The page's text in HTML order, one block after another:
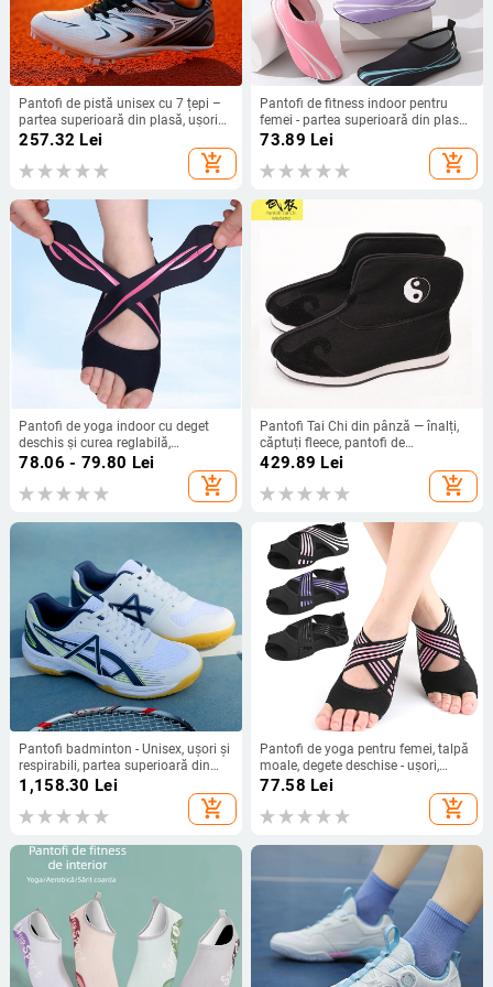
Pantofi de pistă unisex cu 7 țepi –
partea superioară din plasă, ușori
pentru sprint și antrenament, talpă
257.32 Lei
add_shopping_cart
Pantofi de fitness indoor pentru
femei - partea superioară din plasă,
talpă EVA, toc plat, respirabili,
73.89 Lei
add_shopping_cart
Pantofi de yoga indoor cu deget
deschis și curea reglabilă,
respirabili, ușori, talpă
antiderapantă pentru dans modern
78.06 - 79.80 Lei
add_shopping_cart
Pantofi Tai Chi din pânză — înalți,
căptuți fleece, pantofi de
antrenament indoor, pentru adulți
429.89 Lei
add_shopping_cart
Pantofi badminton - Unisex, ușori și
respirabili, partea superioară din
plasă, talpă intermediară EVA, talpă
antiderapantă
1,158.30 Lei
add_shopping_cart
Pantofi de yoga pentru femei, talpă
moale, degete deschise - ușori,
antiderapante, pentru pilates și
77.58 Lei
add_shopping_cart